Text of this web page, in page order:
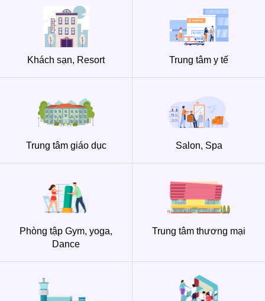
Khách sạn, Resort Trung tâm y tế
Trung tâm giáo dục Salon, Spa
Phòng tập Gym, yoga,
Dance
Trung tâm thương mại